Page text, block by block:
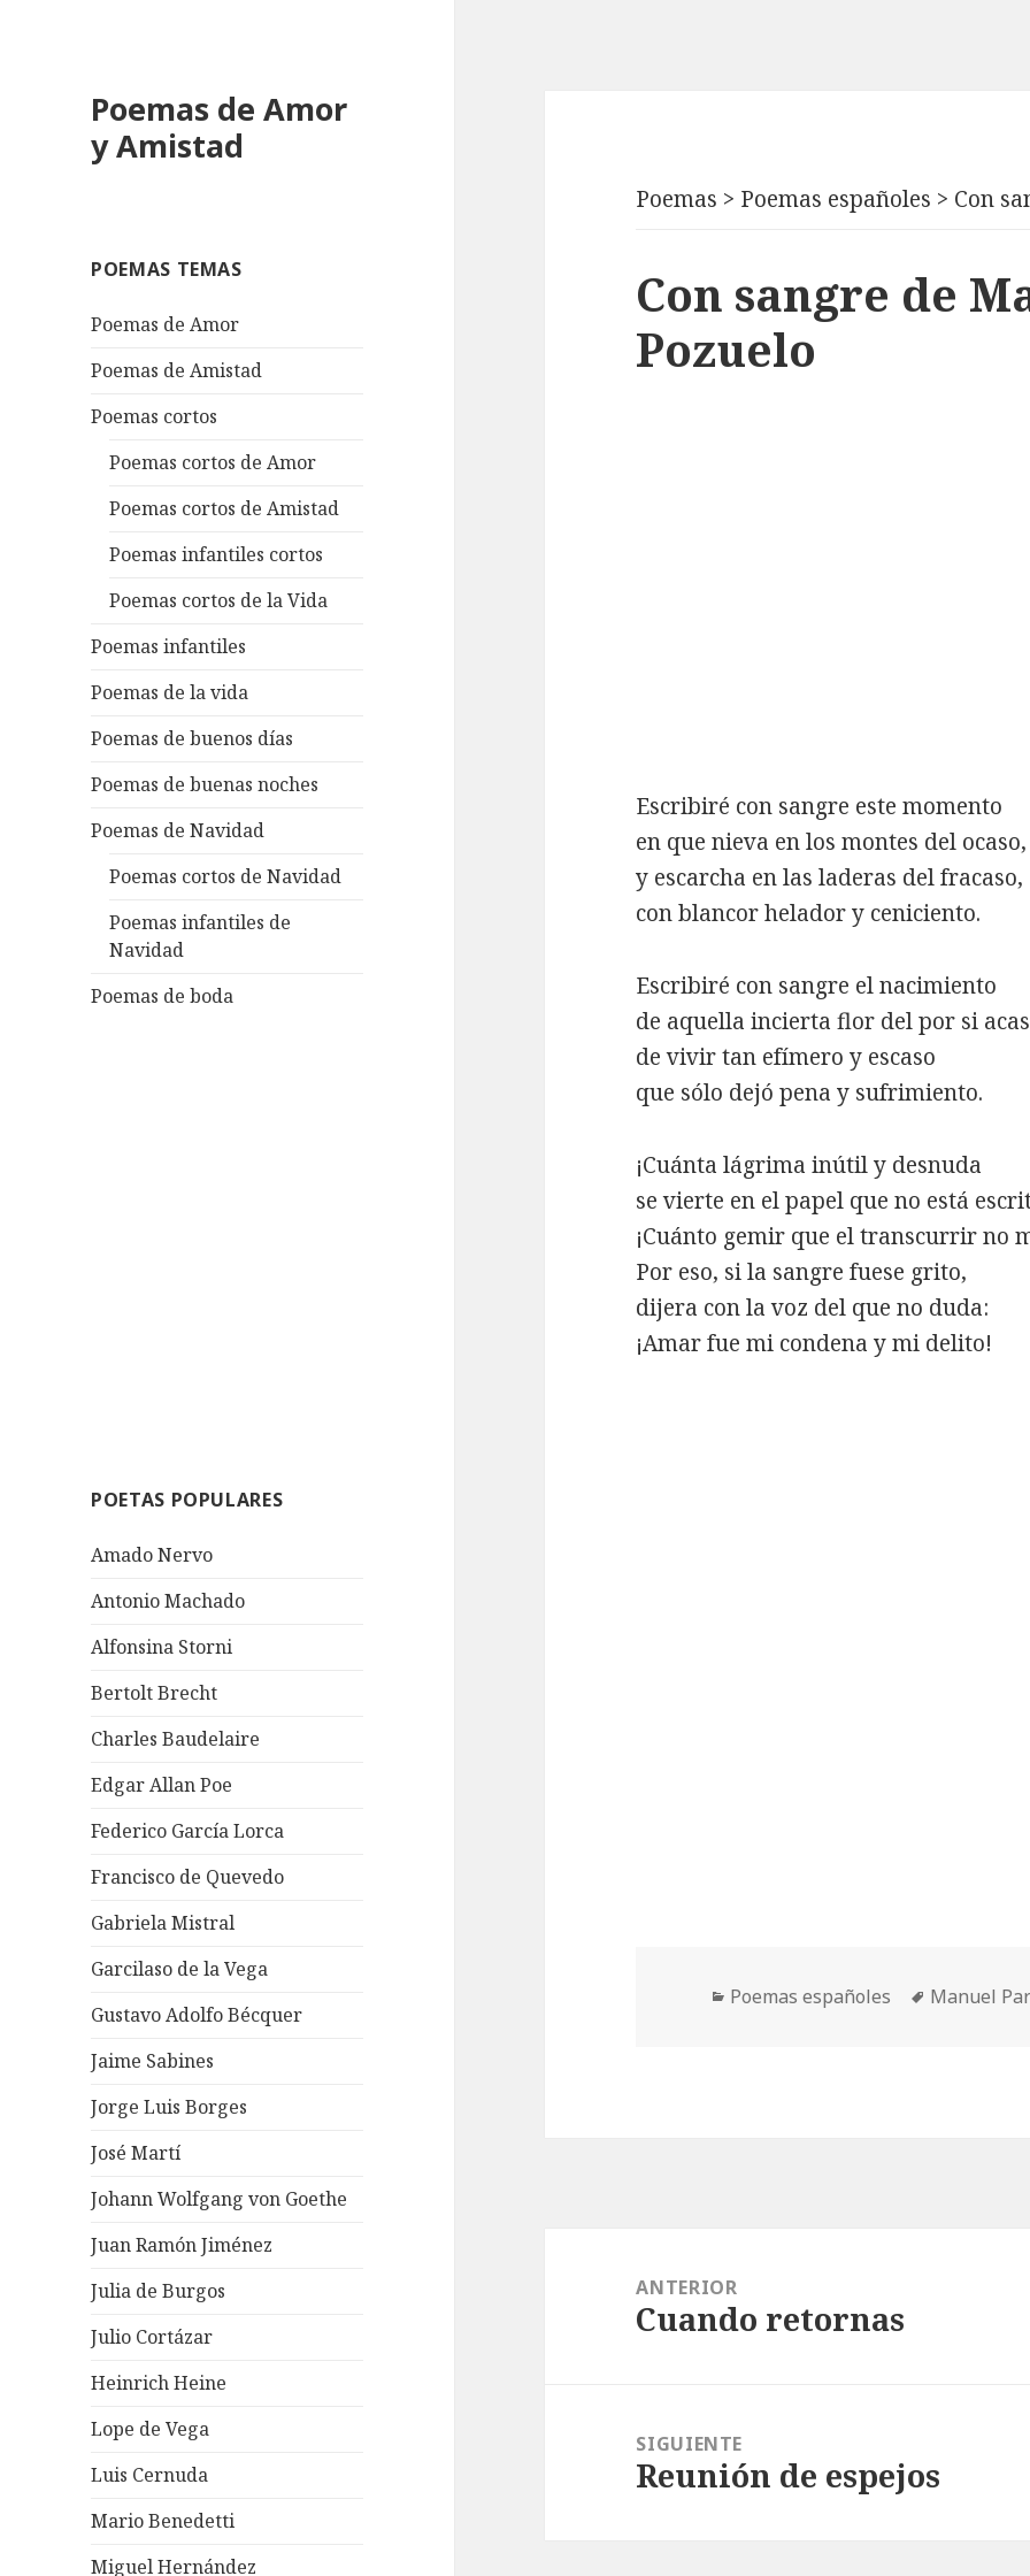
Poemas de Amor
y Amistad
POEMAS TEMAS
Poemas de Amor
Poemas de Amistad
Poemas cortos
Poemas cortos de Amor
Poemas cortos de Amistad
Poemas infantiles cortos
Poemas cortos de la Vida
Poemas infantiles
Poemas de la vida
Poemas de buenos días
Poemas de buenas noches
Poemas de Navidad
Poemas cortos de Navidad
Poemas infantiles de
Navidad
Poemas de boda
POETAS POPULARES
Amado Nervo
Antonio Machado
Alfonsina Storni
Bertolt Brecht
Charles Baudelaire
Edgar Allan Poe
Federico García Lorca
Francisco de Quevedo
Gabriela Mistral
Garcilaso de la Vega
Gustavo Adolfo Bécquer
Jaime Sabines
Jorge Luis Borges
José Martí
Johann Wolfgang von Goethe
Juan Ramón Jiménez
Julia de Burgos
Julio Cortázar
Heinrich Heine
Lope de Vega
Luis Cernuda
Mario Benedetti
Miguel Hernández
Poemas > Poemas españoles > Con
Con sangre de
Pozuelo
Escribiré con sangre este momento
en que nieva en los montes del ocaso,
y escarcha en las laderas del fracaso,
con blancor helador y ceniciento.
Escribiré con sangre el nacimiento
de aquella incierta flor del por si
de vivir tan efímero y escaso
que sólo dejó pena y sufrimiento.
¡Cuánta lágrima inútil y desnuda
se vierte en el papel que no está
¡Cuánto gemir que el transcurrir no
Por eso, si la sangre fuese grito,
dijera con la voz del que no duda:
¡Amar fue mi condena y mi delito!
Categorías
Poemas españoles Etiquetas
Manuel
entradas
ANTERIOR
Entrada
Cuando retornas
SIGUIENTE
Entrada
Reunión de espejos